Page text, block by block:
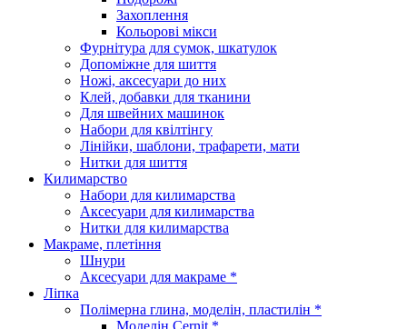
Захоплення
Кольорові мікси
Фурнітура для сумок, шкатулок
Допоміжне для шиття
Ножі, аксесуари до них
Клей, добавки для тканини
Для швейних машинок
Набори для квілтінгу
Лінійки, шаблони, трафарети, мати
Нитки для шиття
Килимарство
Набори для килимарства
Аксесуари для килимарства
Нитки для килимарства
Макраме, плетіння
Шнури
Аксесуари для макраме *
Ліпка
Полімерна глина, моделін, пластилін *
Моделін Cernit *